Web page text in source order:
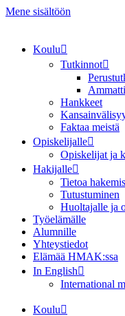
Mene sisältöön
Koulu
Tutkinnot
Hankkeet
Faktaa meistä
Opiskelijalle
Opiskelijat ja
Hakijalle
Tietoa
Tutustuminen
Huoltajalle ja
Työelämälle
Alumnille
Yhteystiedot
Elämää HMAK:ssa
In English
International
Koulu